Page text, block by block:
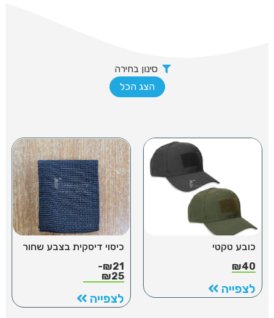
סינון בחירה
הצג הכל
כובע טקטי
₪40
לצפייה
כיסוי דיסקית בצבע שחור
₪21
-
₪25
לצפייה